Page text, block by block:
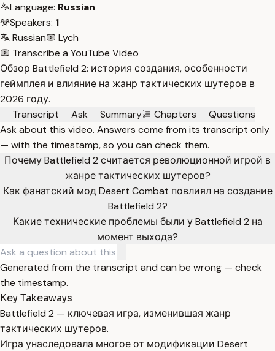
Language: Russian
Speakers: 1
Russian
Lych
Transcribe a YouTube Video
Обзор Battlefield 2: история создания, особенности
геймплея и влияние на жанр тактических шутеров в
2026 году.
Transcript
Ask Summary Chapters
Questions
Ask about this video. Answers come from its transcript only
— with the timestamp, so you can check them.
Почему Battlefield 2 считается революционной игрой в
жанре тактических шутеров?
Как фанатский мод Desert Combat повлиял на создание
Battlefield 2?
Какие технические проблемы были у Battlefield 2 на
момент выхода?
Generated from the transcript and can be wrong — check
the timestamp.
Key Takeaways
Battlefield 2 — ключевая игра, изменившая жанр
тактических шутеров.
Игра унаследовала многое от модификации Desert